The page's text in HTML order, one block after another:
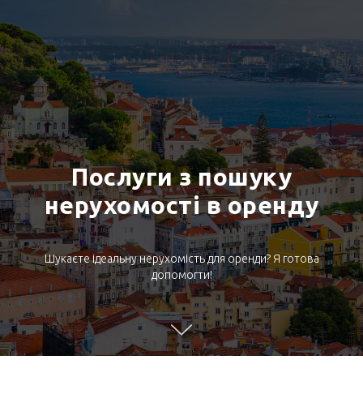
Послуги з пошуку
нерухомості в оренду
Шукаєте ідеальну нерухомість для оренди? Я готова
допомогти!